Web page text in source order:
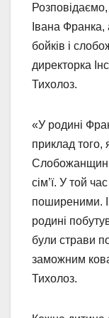
Івана
бойків і
директорка
Тихолоз.
«У родині
приклад того,
сім’ї. У той
поширеними.
родині
були страви
заможним
Тихолоз.